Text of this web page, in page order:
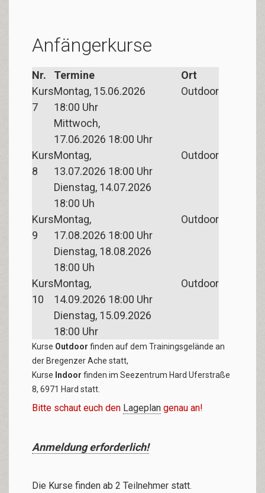
Anfängerkurse
Nr. Termine
Ort
Kurs
7
Montag, 15.06.2026
18:00 Uhr
Mittwoch,
17.06.2026 18:00 Uhr
Outdoor
Kurs
8
Montag,
13.07.2026 18:00 Uhr
Dienstag, 14.07.2026
18:00 Uh
Outdoor
Kurs
9
Montag,
17.08.2026 18:00 Uhr
Dienstag, 18.08.2026
18:00 Uh
Outdoor
Kurs
10
Montag,
14.09.2026 18:00 Uhr
Dienstag, 15.09.2026
18:00 Uhr
Outdoor
Kurse Outdoor finden auf dem Trainingsgelände an
der Bregenzer Ache statt,
Kurse Indoor finden im Seezentrum Hard Uferstraße
8, 6971 Hard statt.
Bitte schaut euch den Lageplan genau an!
Anmeldung erforderlich!
Die Kurse finden ab 2 Teilnehmer statt.